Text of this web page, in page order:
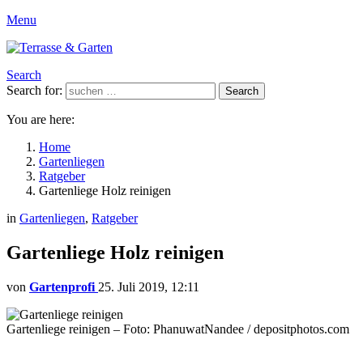
Menu
Search
Search for:
Search
You are here:
Home
Gartenliegen
Ratgeber
Gartenliege Holz reinigen
in Gartenliegen, Ratgeber
Gartenliege Holz reinigen
von Gartenprofi 25. Juli 2019, 12:11
Gartenliege reinigen – Foto: PhanuwatNandee / depositphotos.com